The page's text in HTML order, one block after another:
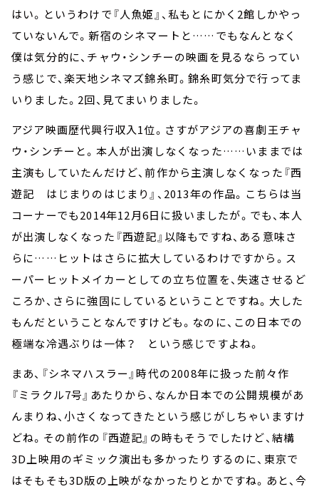
はい。というわけで『人魚姫』、私もとにかく2館しかやっ
ていないんで。新宿のシネマートと……でもなんとなく
僕は気分的に、チャウ・シンチーの映画を見るならってい
う感じで、楽天地シネマズ錦糸町。錦糸町気分で行ってま
いりました。2回、見てまいりました。
アジア映画歴代興行収入1位。さすがアジアの喜劇王チャ
ウ・シンチーと。本人が出演しなくなった……いままでは
主演もしていたんだけど、前作から主演しなくなった『西
遊記 はじまりのはじまり』、2013年の作品。こちらは当
コーナーでも2014年12月6日に扱いましたが。でも、本人
が出演しなくなった『西遊記』以降もですね、ある意味さ
らに……ヒットはさらに拡大しているわけですから。ス
ーパーヒットメイカーとしての立ち位置を、失速させるど
ころか、さらに強固にしているということですね。大した
もんだということなんですけども。なのに、この日本での
極端な冷遇ぶりは一体？ という感じですよね。
まあ、『シネマハスラー』時代の2008年に扱った前々作
『ミラクル7号』あたりから、なんか日本での公開規模があ
んまりね、小さくなってきたという感じがしちゃいますけ
どね。その前作の『西遊記』の時もそうでしたけど、結構
3D上映用のギミック演出も多かったりするのに、東京で
はそもそも3D版の上映がなかったりとかですね。あと、今